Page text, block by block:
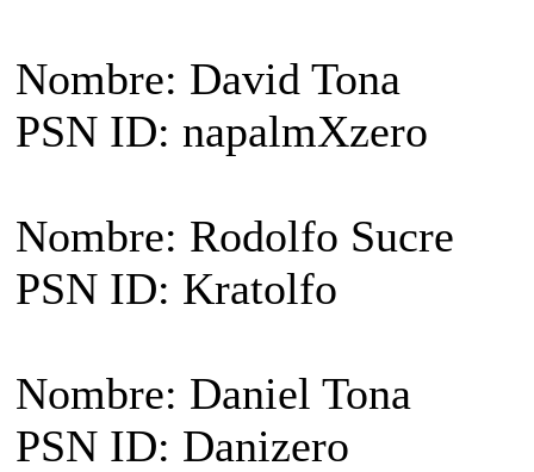
Nombre: David Tona
PSN ID: napalmXzero
Nombre: Rodolfo Sucre
PSN ID: Kratolfo
Nombre: Daniel Tona
PSN ID: Danizero